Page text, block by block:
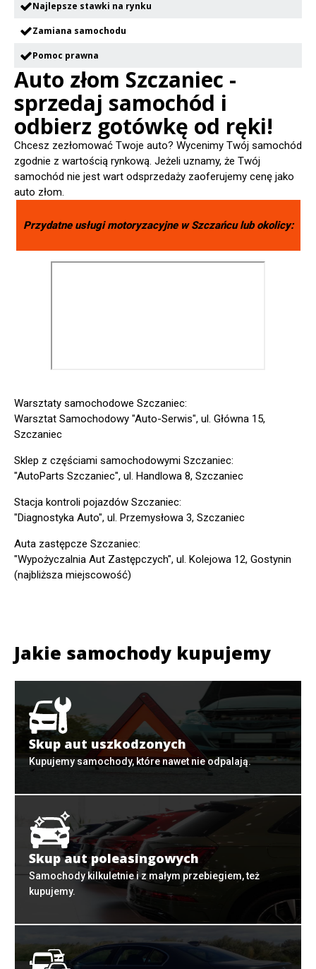
Najlepsze stawki na rynku
Zamiana samochodu
Pomoc prawna
Auto złom Szczaniec -
sprzedaj samochód i
odbierz gotówkę od ręki!
Chcesz zezłomować Twoje auto? Wycenimy Twój samochód
zgodnie z wartością rynkową. Jeżeli uznamy, że Twój
samochód nie jest wart odsprzedaży zaoferujemy cenę jako
auto złom.
Przydatne usługi motoryzacyjne wSzczańculub okolicy:
Warsztaty samochodowe Szczaniec:
Warsztat Samochodowy "Auto-Serwis", ul. Główna 15,
Szczaniec
Sklep z częściami samochodowymi Szczaniec:
"AutoParts Szczaniec", ul. Handlowa 8, Szczaniec
Stacja kontroli pojazdów Szczaniec:
"Diagnostyka Auto", ul. Przemysłowa 3, Szczaniec
Auta zastępcze Szczaniec:
"Wypożyczalnia Aut Zastępczych", ul. Kolejowa 12, Gostynin
(najbliższa miejscowość)
Jakie samochody kupujemy
Skup aut uszkodzonych
Kupujemy samochody, które nawet nie odpalają.
Skup aut poleasingowych
Samochody kilkuletnie i z małym przebiegiem, też
kupujemy.